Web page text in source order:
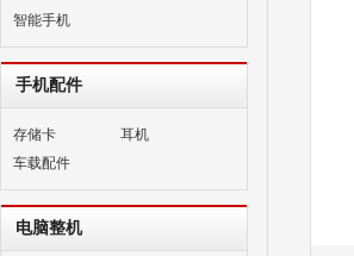
智能手机
手机配件
存储卡
耳机
车载配件
电脑整机